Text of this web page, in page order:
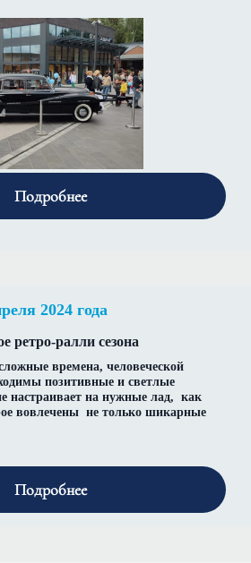
Подробнее
2024 года
ретро-ралли сезона
времена, человеческой
позитивные и светлые
настраивает на нужные лад, как
вовлечены не только шикарные
Подробнее